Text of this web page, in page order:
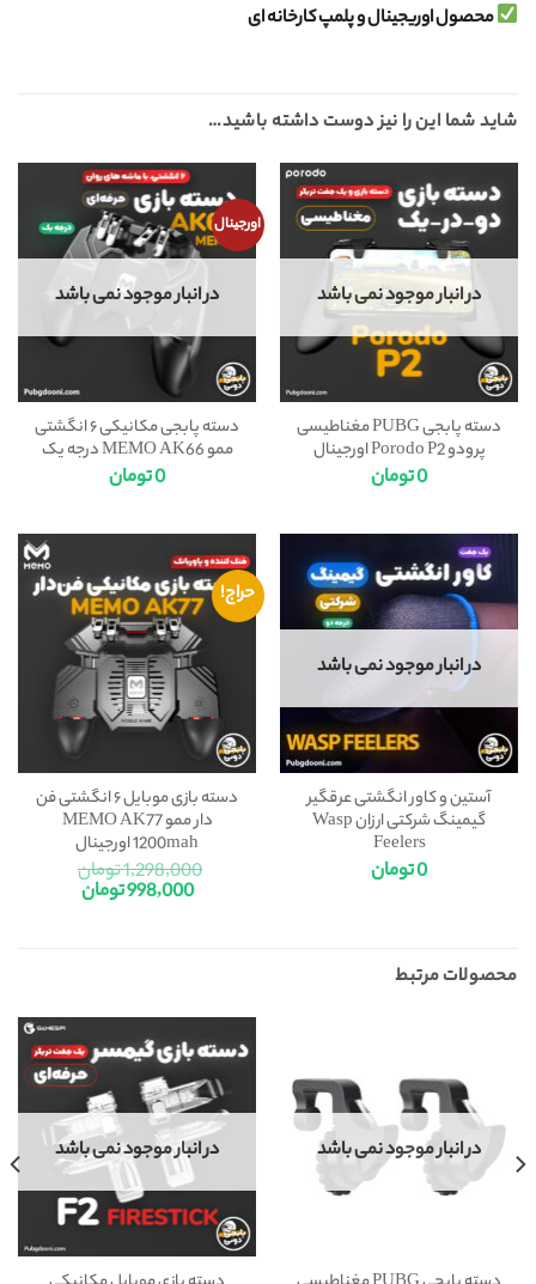
محصول اوریجینال و پلمپ کارخانه ای
شاید شما این را نیز دوست داشته باشید…
در انبار موجود نمی باشد
دسته پابجی PUBG مغناطیسی
پرودو Porodo P2 اورجینال
0تومان
اورجینال
در انبار موجود نمی باشد
دسته پابجی مکانیکی ۶ انگشتی
ممو MEMO AK66 درجه یک
0تومان
در انبار موجود نمی باشد
آستین و کاور انگشتی عرقگیر
گیمینگ شرکتی ارزان Wasp
Feelers
0تومان
حراج!
دسته بازی موبایل ۶ انگشتی فن
دار ممو MEMO AK77
1200mah اورجینال
1,298,000تومان
998,000تومان
محصولات مرتبط
در انبار موجود نمی باشد در انبار موجود نمی باشد